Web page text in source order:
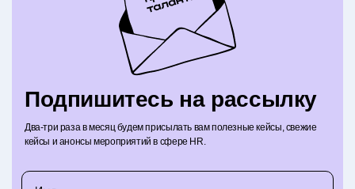
Подпишитесь на рассылку
Два-три раза в месяц будем присылать вам полезные кейсы, свежие
кейсы и анонсы мероприятий в сфере HR.